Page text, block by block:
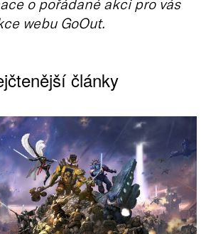
webu GoOut.
články